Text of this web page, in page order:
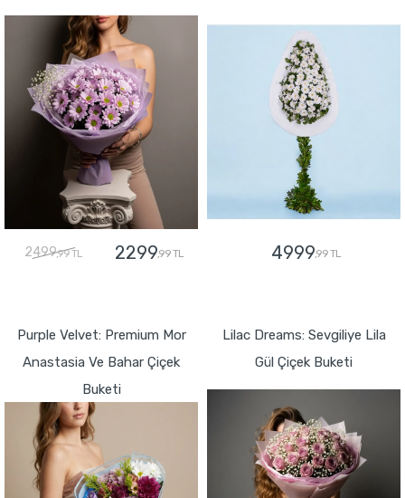
2499,99 TL 2299,99 TL 4999,99 TL
Purple Velvet: Premium Mor
Anastasia Ve Bahar Çiçek
Buketi
Lilac Dreams: Sevgiliye Lila
Gül Çiçek Buketi